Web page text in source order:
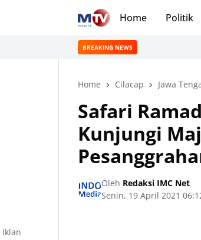
Home Politik
BREAKING NEWS
Home Cilacap Jawa
Safari
Kunjungi
Oleh Redaksi IMC Net
Senin, 19 April 2021
Iklan